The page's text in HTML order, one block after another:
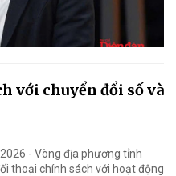
với chuyển đổi số và
- Vòng địa phương tỉnh
thoại chính sách với hoạt động